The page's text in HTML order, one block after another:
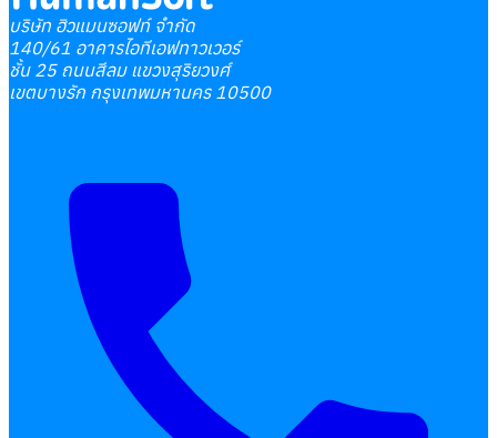
บริษัท ฮิวแมนซอฟท์ จำกัด
140/61 อาคารไอทีเอฟทาวเวอร์
ชั้น 25 ถนนสีลม แขวงสุริยวงศ์
เขตบางรัก กรุงเทพมหานคร 10500